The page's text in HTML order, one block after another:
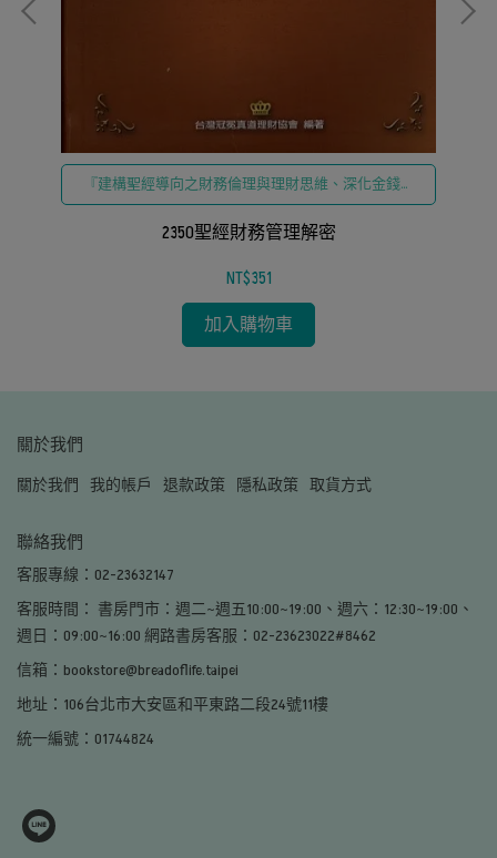
『建構聖經導向之財務倫理與理財思維、深化金錢與
生命優先次序之反思、落實具備屬靈原則的財務管理
策略、締造免於債務轄制與邁向管家職分』
2350聖經財務管理解密
NT$351
加入購物車
關於我們
關於我們 我的帳戶 退款政策 隱私政策 取貨方式
聯絡我們
客服專線：02-23632147
客服時間： 書房門市：週二~週五10:00~19:00、週六：12:30~19:00、
週日：09:00~16:00 網路書房客服：02-23623022#8462
信箱：bookstore@breadoflife.taipei
地址：106台北市大安區和平東路二段24號11樓
統一編號：01744824